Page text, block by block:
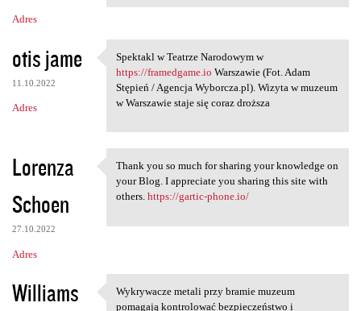
r
z
e
Adres
otis jame
11.10.2022
Adres
Spektakl w Teatrze Narodowym
Spektakl w Teatrze Narodowym w
https://framedgame.io Warszawie (Fot. Adam
Stępień / Agencja Wyborcza.pl). Wizyta w muzeum
w Warszawie staje się coraz droższa
Lorenza
Schoen
27.10.2022
Adres
Thank you so much for sharing
Thank you so much for sharing your knowledge on
your Blog. I appreciate you sharing this site with
others. https://gartic-phone.io/
Williams Wykrywacze metali przy bramie
Wykrywacze metali przy bramie muzeum
pomagają kontrolować bezpieczeństwo i